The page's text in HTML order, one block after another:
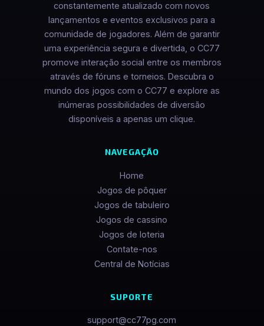
constantemente atualizado com novos
lançamentos e eventos exclusivos para a
comunidade de jogadores. Além de garantir
uma experiência segura e divertida, o CC77
promove interação social entre os membros
através de fóruns e torneios. Descubra o
mundo dos jogos com o CC77 e explore as
inúmeras possibilidades de diversão
disponíveis a apenas um clique.
NAVEGAÇÃO
Home
Jogos de pôquer
Jogos de tabuleiro
Jogos de cassino
Jogos de loteria
Contate-nos
Central de Notícias
SUPORTE
support@cc77pg.com